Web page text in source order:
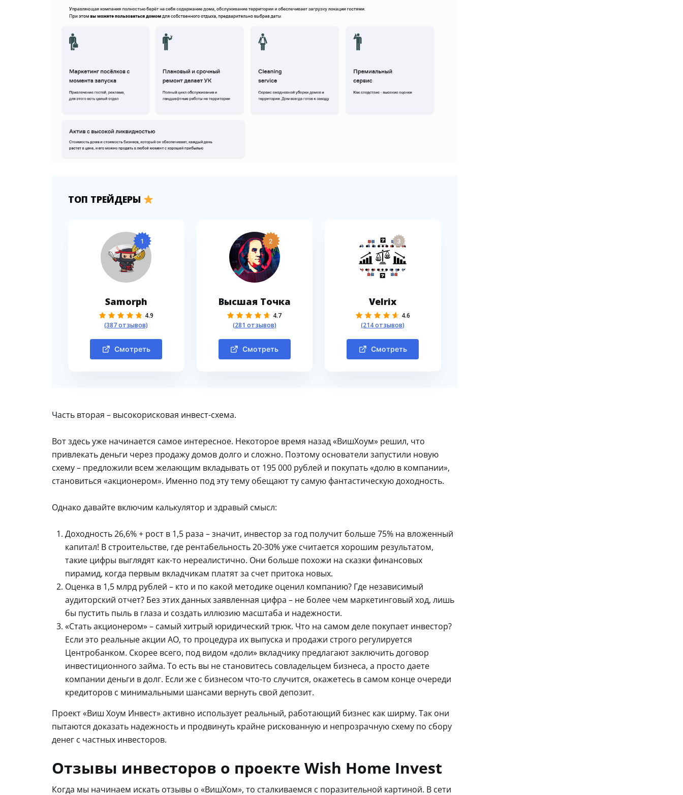
ТОП ТРЕЙДЕРЫ
1
Samorph
4.9
(387 отзывов)
Смотреть
2
Высшая Точка
4.7
(281 отзывов)
Смотреть
3
Velrix
4.6
(214 отзывов)
Смотреть
Часть вторая – высокорисковая инвест-схема.
Вот здесь уже начинается самое интересное. Некоторое время назад «ВишХоум» решил, что
привлекать деньги через продажу домов долго и сложно. Поэтому основатели запустили новую
схему – предложили всем желающим вкладывать от 195 000 рублей и покупать «долю в компании»,
становиться «акционером». Именно под эту тему обещают ту самую фантастическую доходность.
Однако давайте включим калькулятор и здравый смысл:
Доходность 26,6% + рост в 1,5 раза – значит, инвестор за год получит больше 75% на вложенный
капитал! В строительстве, где рентабельность 20-30% уже считается хорошим результатом,
такие цифры выглядят как-то нереалистично. Они больше похожи на сказки финансовых
пирамид, когда первым вкладчикам платят за счет притока новых.
Оценка в 1,5 млрд рублей – кто и по какой методике оценил компанию? Где независимый
аудиторский отчет? Без этих данных заявленная цифра – не более чем маркетинговый ход, лишь
бы пустить пыль в глаза и создать иллюзию масштаба и надежности.
«Стать акционером» – самый хитрый юридический трюк. Что на самом деле покупает инвестор?
Если это реальные акции АО, то процедура их выпуска и продажи строго регулируется
Центробанком. Скорее всего, под видом «доли» вкладчику предлагают заключить договор
инвестиционного займа. То есть вы не становитесь совладельцем бизнеса, а просто даете
компании деньги в долг. Если же с бизнесом что-то случится, окажетесь в самом конце очереди
кредиторов с минимальными шансами вернуть свой депозит.
Проект «Виш Хоум Инвест» активно использует реальный, работающий бизнес как ширму. Так они
пытаются доказать надежность и продвинуть крайне рискованную и непрозрачную схему по сбору
денег с частных инвесторов.
Отзывы инвесторов о проекте Wish Home Invest
Когда мы начинаем искать отзывы о «ВишХом», то сталкиваемся с поразительной картиной. В сети